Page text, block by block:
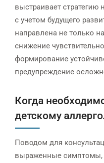
выстраивает
с учетом будущего
направлена не только
снижение
формирование
предупреждение
Когда
детскому
Поводом для
выраженные симптомы,